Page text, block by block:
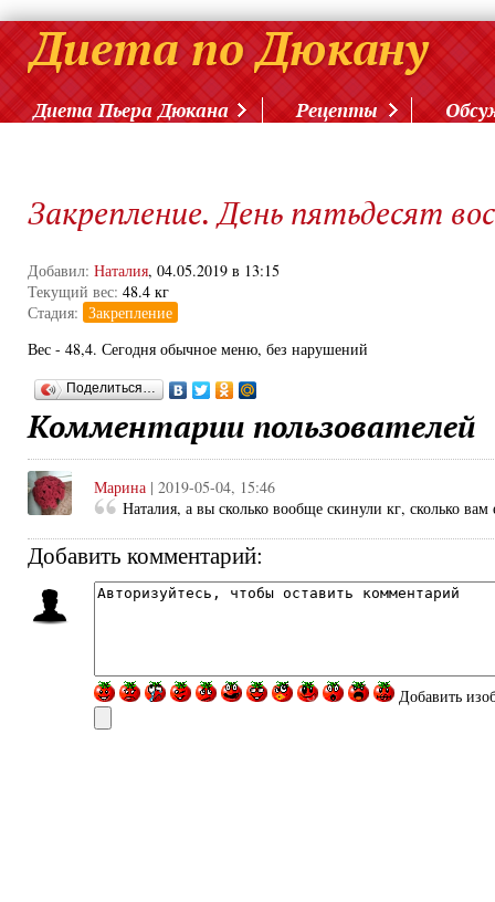
Диета Пьера Дюкана Рецепты
Закрепление. День пятьдесят
Добавил: Наталия, 04.05.2019 в 13:15
Текущий вес: 48.4 кг
Стадия: Закрепление
Вес - 48,4. Сегодня обычное меню, без нарушений
Поделиться…
Комментарии пользователей
Марина | 2019-05-04, 15:46
Наталия, а вы сколько вообще скинули кг, сколько вам
Добавить комментарий:
Добавить